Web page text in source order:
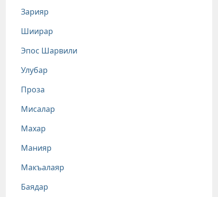
Зарияр
Шиирар
Эпос Шарвили
Улубар
Проза
Мисалар
Махар
Манияр
Макъалаяр
Баядар